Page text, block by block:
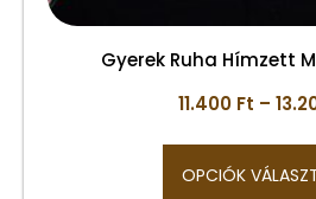
Gyerek Ruha Hímzett
11.400 Ft –
OPCIÓK